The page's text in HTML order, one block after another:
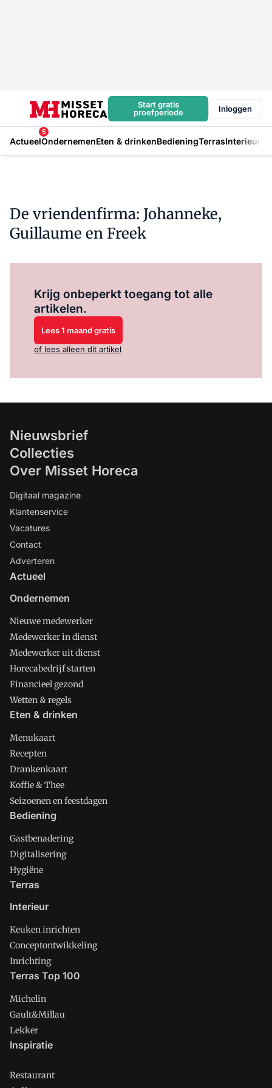
Start gratis
proefperiode
Inloggen
Actueel
5
OndernemenEten & drinkenBedieningTerrasInterieur
De vriendenfirma: Johanneke,
Guillaume en Freek
Krijg onbeperkt toegang tot alle
artikelen.
Lees 1 maand gratis
of lees alleen dit artikel
Nieuwsbrief
Collecties
Over Misset Horeca
Digitaal magazine
Klantenservice
Vacatures
Contact
Adverteren
Actueel
Ondernemen
Nieuwe medewerker
Medewerker in dienst
Medewerker uit dienst
Horecabedrijf starten
Financieel gezond
Wetten & regels
Eten & drinken
Menukaart
Recepten
Drankenkaart
Koffie & Thee
Seizoenen en feestdagen
Bediening
Gastbenadering
Digitalisering
Hygiëne
Terras
Interieur
Keuken inrichten
Conceptontwikkeling
Inrichting
Terras Top 100
Michelin
Gault&Millau
Lekker
Inspiratie
Restaurant